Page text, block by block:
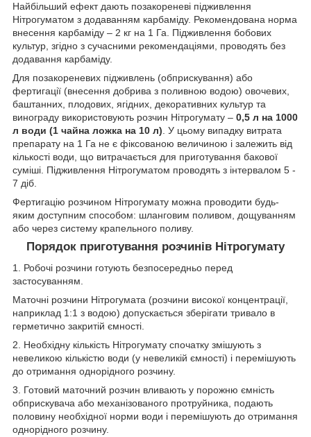
Найбільший ефект дають позакореневі підживлення
Нітрогуматом з додаванням карбаміду. Рекомендована норма
внесення карбаміду – 2 кг на 1 Га. Підживлення бобових
культур, згідно з сучасними рекомендаціями, проводять без
додавання карбаміду.
Для позакореневих підживлень (обприскування) або
фертигації (внесення добрива з поливною водою) овочевих,
баштанних, плодових, ягідних, декоративних культур та
винограду використовують розчин Нітрогумату – 0,5 л на 1000
л води (1 чайна ложка на 10 л) . У цьому випадку витрата
препарату на 1 Га не є фіксованою величиною і залежить від
кількості води, що витрачається для приготування бакової
суміші. Підживлення Нітрогуматом проводять з інтервалом 5 -
7 діб.
Фертигацію розчином Нітрогумату можна проводити будь-
яким доступним способом: шланговим поливом, дощуванням
або через систему крапельного поливу.
Порядок приготування розчинів Нітрогумату
1. Робочі розчини готують безпосередньо перед
застосуванням.
Маточні розчини Нітрогумата (розчини високої концентрації,
наприклад 1:1 з водою) допускається зберігати тривало в
герметично закритій ємності.
2. Необхідну кількість Нітрогумату спочатку змішують з
невеликою кількістю води (у невеликій ємності) і перемішують
до отримання однорідного розчину.
3. Готовий маточний розчин вливають у порожню ємність
обприскувача або механізованого протруйника, подають
половину необхідної норми води і перемішують до отримання
однорідного розчину.